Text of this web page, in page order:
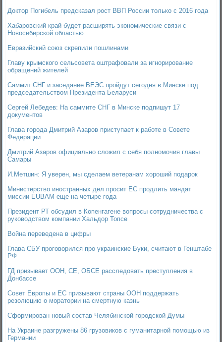
Доктор Погибель предсказал рост ВВП России только с 2016 года
Хабаровский край будет расширять экономические связи с
Новосибирской областью
Евразийский союз скрепили пошлинами
Главу крымского сельсовета оштрафовали за игнорирование
обращений жителей
Саммит СНГ и заседание ВЕЭС пройдут сегодня в Минске под
председательством Президента Беларуси
Сергей Лебедев: На саммите СНГ в Минске подпишут 17
документов
Глава города Дмитрий Азаров приступает к работе в Совете
Федерации
Дмитрий Азаров официально сложил с себя полномочия главы
Самары
И.Метшин: Я уверен, мы сделаем ветеранам хороший подарок
Министерство иностранных дел просит ЕС продлить мандат
миссии EUBAM еще на четыре года
Президент РТ обсудил в Копенгагене вопросы сотрудничества с
руководством компании Хальдор Топсе
Война переведена в цифры
Глава СБУ проговорился про украинские Буки, считают в Генштабе
РФ
ГД призывает ООН, СЕ, ОБСЕ расследовать преступления в
Донбассе
Совет Европы и ЕС призывают страны ООН поддержать
резолюцию о моратории на смертную казнь
Сформирован новый состав Челябинской городской Думы
На Украине разгружены 86 грузовиков с гуманитарной помощью из
Германии